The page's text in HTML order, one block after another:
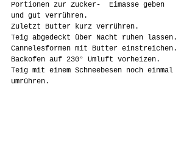
Portionen zur Zucker-  Eimasse geben
und gut verrühren.
Zuletzt Butter kurz verrühren.
Teig abgedeckt über Nacht ruhen lassen.
Cannelesformen mit Butter einstreichen.
Backofen auf 230° Umluft vorheizen.
Teig mit einem Schneebesen noch einmal
umrühren.